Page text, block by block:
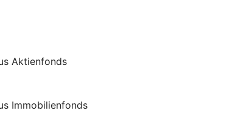
Aktienfonds
Immobilienfonds